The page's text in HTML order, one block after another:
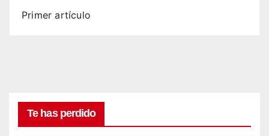
Primer artículo
Te has perdido